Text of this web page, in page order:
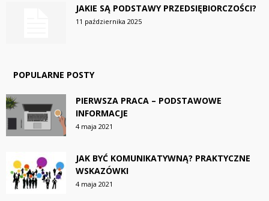
JAKIE SĄ PODSTAWY PRZEDSIĘBIORCZOŚCI?
11 października 2025
POPULARNE POSTY
PIERWSZA PRACA – PODSTAWOWE
INFORMACJE
4 maja 2021
JAK BYĆ KOMUNIKATYWNĄ? PRAKTYCZNE
WSKAZÓWKI
4 maja 2021